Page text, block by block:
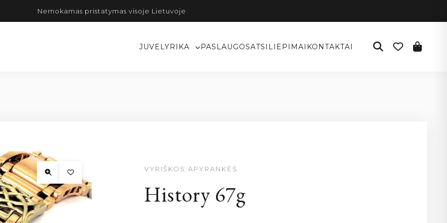
Nemokamas pristatymas visoje Lietuvoje
JUVELYRIKA PASLAUGOSATSILIEPIMAI KONTAKTAI
VYRIŠKOS APYRANKĖS
History 67g